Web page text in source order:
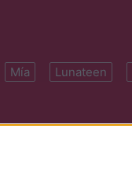
Mía Lunateen